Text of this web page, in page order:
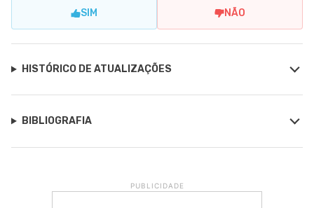
SIM NÃO
HISTÓRICO DE ATUALIZAÇÕES
BIBLIOGRAFIA
PUBLICIDADE